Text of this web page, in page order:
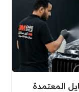
المعتمدة